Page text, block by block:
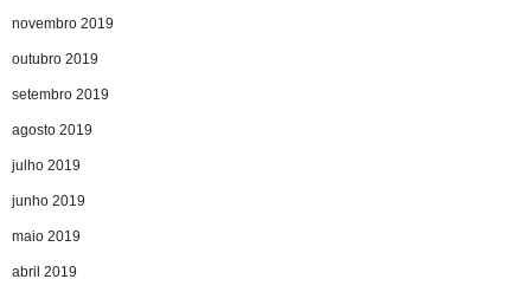
novembro 2019
outubro 2019
setembro 2019
agosto 2019
julho 2019
junho 2019
maio 2019
abril 2019